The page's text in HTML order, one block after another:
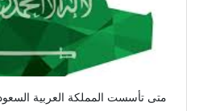
متى تأسست المملكة العربية